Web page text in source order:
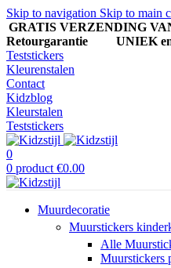
Skip to navigation Skip to main
GRATIS VERZENDING
Retourgarantie UNIEK
Teststickers
Kleurenstalen
Contact
Kidzblog
Kleurstalen
Teststickers
0
0 product €0.00
Muurdecoratie
Muurstickers
Alle
Muurstickers